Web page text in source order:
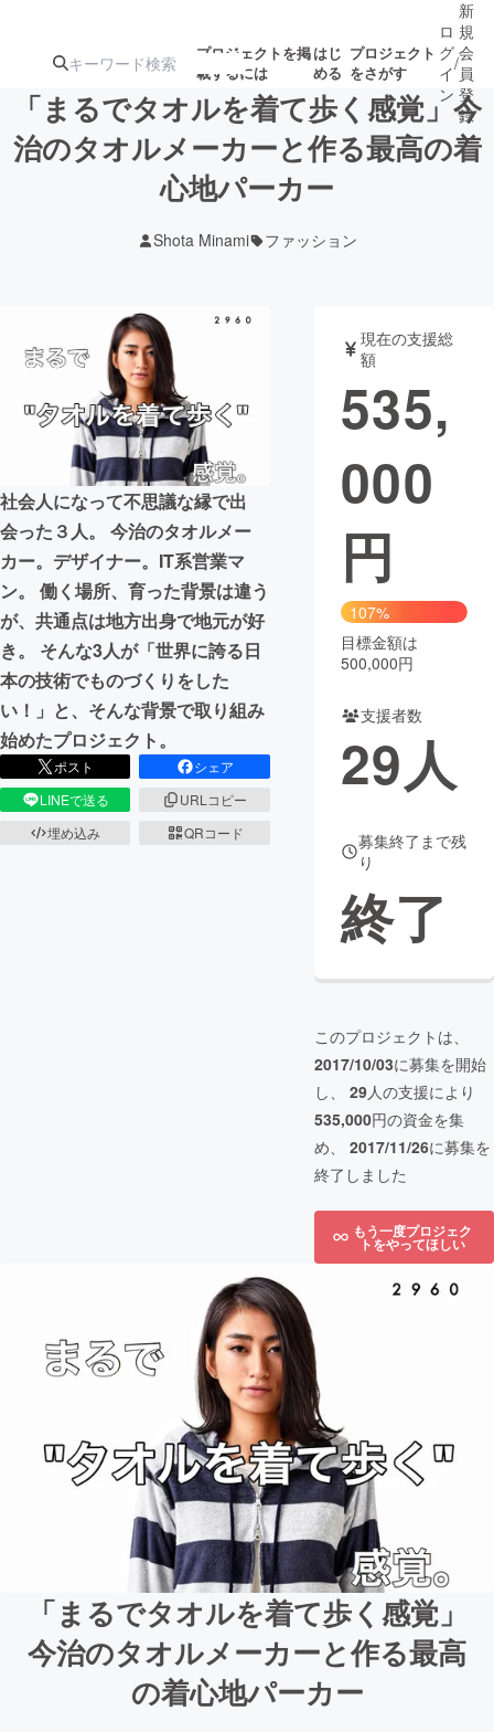
プロジェクトを掲
載するには
はじ
める
プロジェクト
をさがす
注目の新着プロ募集終了が近いプ
テクノロジー・ガジェット
映像・映画 書籍・雑誌
ビジネス・起業 チャレンジ
まちづくり・地域活性化
CAMPFIRE for Social Good
CAMPFIRE Creation
CAMPFIREふるさと納税machi-ya コミュニティ
ロ
グ
イ
ン
/
新
規
会
員
登
録
「まるでタオルを着て歩く感覚」今
治のタオルメーカーと作る最高の着
心地パーカー
Shota Minami ファッション
社会人になって不思議な縁で出
会った３人。 今治のタオルメー
カー。デザイナー。IT系営業マ
ン。 働く場所、育った背景は違う
が、共通点は地方出身で地元が好
き。 そんな3人が「世界に誇る日
本の技術でものづくりをした
い！」と、そんな背景で取り組み
始めたプロジェクト。
ポスト
シェア
LINEで送る
URLコピー
埋め込み
QRコード
現在の支援総
額
535,
000
円
107%
目標金額は
500,000円
支援者数
29人
募集終了まで残
り
終了
このプロジェクトは、
2017/10/03に募集を開始
し、 29人の支援により
535,000円の資金を集
め、 2017/11/26に募集を
終了しました
もう一度プロジェク
トをやってほしい
「まるでタオルを着て歩く感覚」
今治のタオルメーカーと作る最高
の着心地パーカー